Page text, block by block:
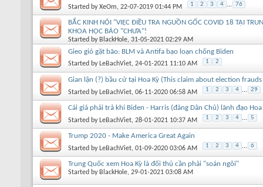
Started byXeOm, 22-07-2019 01:44 PM 1 2 3 4 ... 76
BẮC KINH NÓI "VIỆC ĐIỀU TRA NGUỒN GỐC COVID 18 TẠI
KHOA HỌC BẢO "CHƯA"!
Started by BlackHole, 31-05-2021 02:29 AM
Gieo gió gặt bão: BLM và Antifa bạo loạn chống Biden
Started by LeBachViet, 24-01-2021 11:10 AM 1 2
Gian lận (?) bầu cử tại Hoa Kỳ (This claim about election
Started by LeBachViet, 06-11-2020 06:58 AM 1 2 3 4 ... 29
Cái giá phải trả khi Biden - Harris (đảng Dân Chủ) lãnh đạo Hoa
Started by LeBachViet, 28-01-2021 10:37 AM 1 2 3 4 ... 5
Trump 2020 - Make America Great Again
Started by LeBachViet, 01-09-2020 03:06 AM 1 2 3 4 ... 6
Trung Quốc xem Hoa Kỳ là đối thủ cần phải "soán ngôi"
Started by BlackHole, 29-01-2021 03:08 AM